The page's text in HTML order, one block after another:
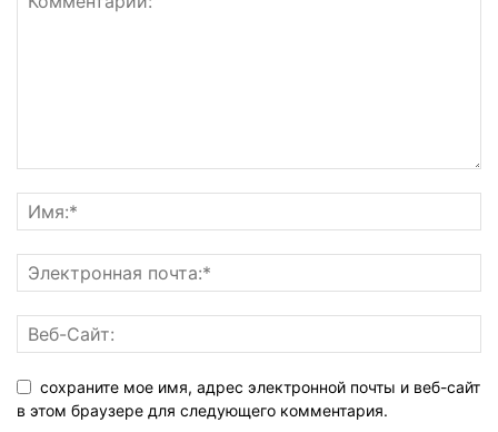
сохраните мое имя, адрес электронной почты и веб-сайт
в этом браузере для следующего комментария.